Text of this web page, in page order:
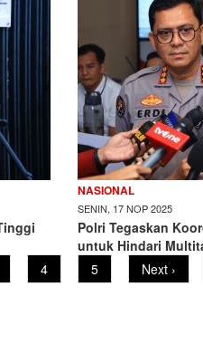
NASIONAL
SENIN, 17 NOP 2025
Polri Tegaskan
untuk Hindari
Page
4 Page
5
Next
page
Next ›